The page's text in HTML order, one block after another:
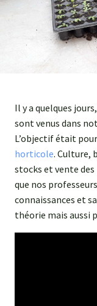
Il y a quelques
sont venus dans
L’objectif était
horticole. Culture,
stocks et vente
que nos
connaissances et
théorie mais aussi